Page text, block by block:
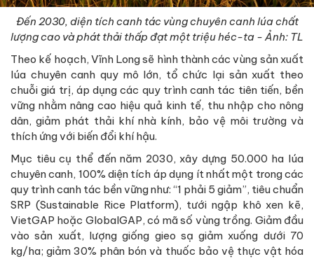
Đến 2030, diện tích canh tác vùng chuyên canh lúa chất
lượng cao và phát thải thấp đạt một triệu héc-ta - Ảnh: TL
Theo kế hoạch, Vĩnh Long sẽ hình thành các vùng sản xuất
lúa chuyên canh quy mô lớn, tổ chức lại sản xuất theo
chuỗi giá trị, áp dụng các quy trình canh tác tiên tiến, bền
vững nhằm nâng cao hiệu quả kinh tế, thu nhập cho nông
dân, giảm phát thải khí nhà kính, bảo vệ môi trường và
thích ứng với biến đổi khí hậu.
Mục tiêu cụ thể đến năm 2030, xây dựng 50.000 ha lúa
chuyên canh, 100% diện tích áp dụng ít nhất một trong các
quy trình canh tác bền vững như: “1 phải 5 giảm”, tiêu chuẩn
SRP (Sustainable Rice Platform), tưới ngập khô xen kẽ,
VietGAP hoặc GlobalGAP, có mã số vùng trồng. Giảm đầu
vào sản xuất, lượng giống gieo sạ giảm xuống dưới 70
kg/ha; giảm 30% phân bón và thuốc bảo vệ thực vật hóa